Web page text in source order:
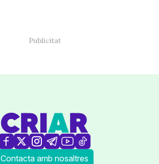
Contacta amb nosaltres